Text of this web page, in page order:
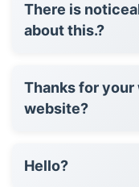
There is
about this.?
Thanks for
website?
Hello?